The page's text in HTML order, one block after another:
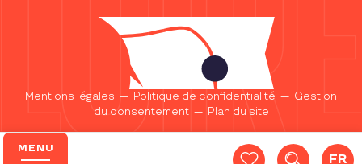
MENU
FR
Mentions légales — Politique de confidentialité — Gestion
du consentement— Plan du site